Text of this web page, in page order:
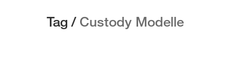
Tag / Custody Modelle